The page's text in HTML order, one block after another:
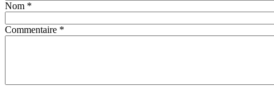
Nom *
Commentaire *